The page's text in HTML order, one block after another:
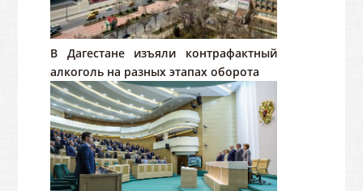
В Дагестане изъяли контрафактный
алкоголь на разных этапах оборота